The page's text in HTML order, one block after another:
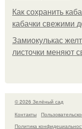
Как сохранить
кабачки свежими
Замиокулькас
листочки меняют
© 2026 Зелёный сад
Контакты
Политика